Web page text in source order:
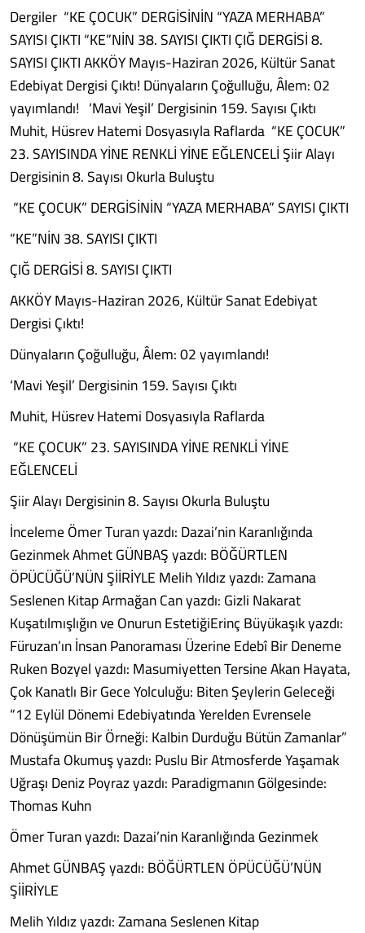
Dergiler “KE ÇOCUK” DERGİSİNİN “YAZA MERHABA”
SAYISI ÇIKTI “KE”NİN 38. SAYISI ÇIKTI ÇIĞ DERGİSİ 8.
SAYISI ÇIKTI AKKÖY Mayıs-Haziran 2026, Kültür Sanat
Edebiyat Dergisi Çıktı! Dünyaların Çoğulluğu, Âlem: 02
yayımlandı! ‘Mavi Yeşil’ Dergisinin 159. Sayısı Çıktı
Muhit, Hüsrev Hatemi Dosyasıyla Raflarda “KE ÇOCUK”
23. SAYISINDA YİNE RENKLİ YİNE EĞLENCELİ Şiir Alayı
Dergisinin 8. Sayısı Okurla Buluştu
“KE ÇOCUK” DERGİSİNİN “YAZA MERHABA” SAYISI ÇIKTI
“KE”NİN 38. SAYISI ÇIKTI
ÇIĞ DERGİSİ 8. SAYISI ÇIKTI
AKKÖY Mayıs-Haziran 2026, Kültür Sanat Edebiyat
Dergisi Çıktı!
Dünyaların Çoğulluğu, Âlem: 02 yayımlandı!
‘Mavi Yeşil’ Dergisinin 159. Sayısı Çıktı
Muhit, Hüsrev Hatemi Dosyasıyla Raflarda
“KE ÇOCUK” 23. SAYISINDA YİNE RENKLİ YİNE
EĞLENCELİ
Şiir Alayı Dergisinin 8. Sayısı Okurla Buluştu
İnceleme Ömer Turan yazdı: Dazai’nin Karanlığında
Gezinmek Ahmet GÜNBAŞ yazdı: BÖĞÜRTLEN
ÖPÜCÜĞÜ’NÜN ŞİİRİYLE Melih Yıldız yazdı: Zamana
Seslenen Kitap Armağan Can yazdı: Gizli Nakarat
Kuşatılmışlığın ve Onurun EstetiğiErinç Büyükaşık yazdı:
Füruzan’ın İnsan Panoraması Üzerine Edebî Bir Deneme
Ruken Bozyel yazdı: Masumiyetten Tersine Akan Hayata,
Çok Kanatlı Bir Gece Yolculuğu: Biten Şeylerin Geleceği
“12 Eylül Dönemi Edebiyatında Yerelden Evrensele
Dönüşümün Bir Örneği: Kalbin Durduğu Bütün Zamanlar”
Mustafa Okumuş yazdı: Puslu Bir Atmosferde Yaşamak
Uğraşı Deniz Poyraz yazdı: Paradigmanın Gölgesinde:
Thomas Kuhn
Ömer Turan yazdı: Dazai’nin Karanlığında Gezinmek
Ahmet GÜNBAŞ yazdı: BÖĞÜRTLEN ÖPÜCÜĞÜ’NÜN
ŞİİRİYLE
Melih Yıldız yazdı: Zamana Seslenen Kitap